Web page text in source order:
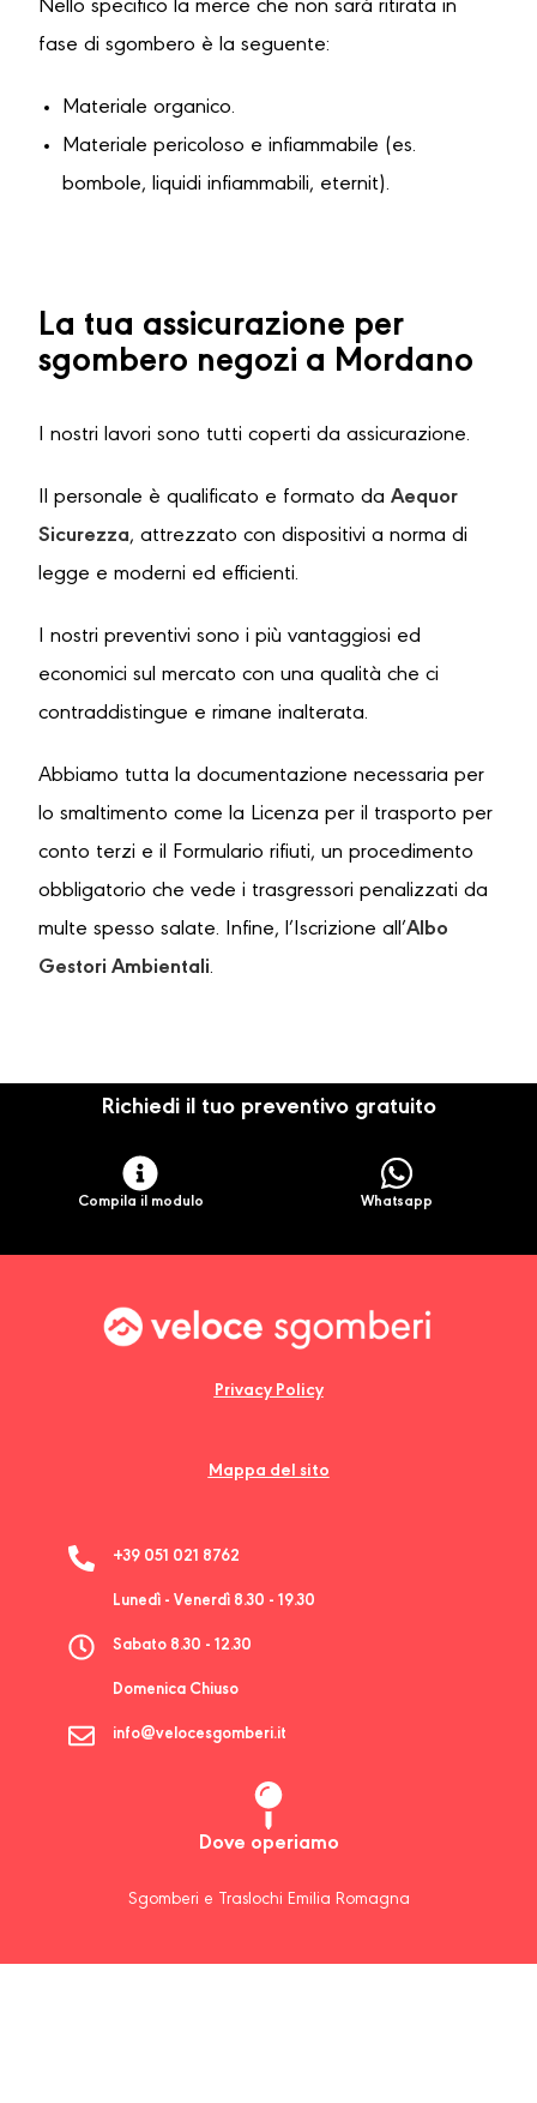
Nello specifico la merce che non sarà ritirata in
fase di sgombero è la seguente:
Materiale organico.
Materiale pericoloso e infiammabile (es.
bombole, liquidi infiammabili, eternit).
La tua assicurazione per
sgombero negozi a Mordano
I nostri lavori sono tutti coperti da assicurazione.
Il personale è qualificato e formato da Aequor
Sicurezza, attrezzato con dispositivi a norma di
legge e moderni ed efficienti.
I nostri preventivi sono i più vantaggiosi ed
economici sul mercato con una qualità che ci
contraddistingue e rimane inalterata.
Abbiamo tutta la documentazione necessaria per
lo smaltimento come la Licenza per il trasporto per
conto terzi e il Formulario rifiuti, un procedimento
obbligatorio che vede i trasgressori penalizzati da
multe spesso salate. Infine, l’Iscrizione all’Albo
Gestori Ambientali.
Richiedi il tuo preventivo gratuito
Compila il modulo Whatsapp
Privacy Policy
Mappa del sito
+39 051 021 8762
Lunedì - Venerdì 8.30 - 19.30
Sabato 8.30 - 12.30
Domenica Chiuso
info@velocesgomberi.it
Dove operiamo
Sgomberi e Traslochi Emilia Romagna